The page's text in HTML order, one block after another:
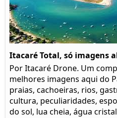
Itacaré Total, só imagens
Por Itacaré Drone. Um
melhores imagens aqui do
praias, cachoeiras, rios,
cultura, peculiaridades,
do sol, lua cheia, água